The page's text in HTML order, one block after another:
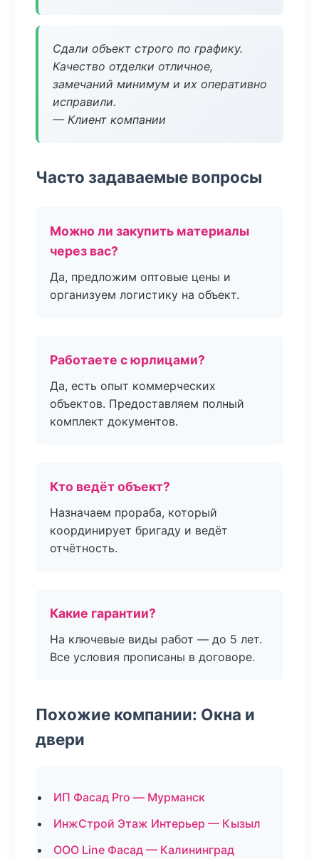
Сдали объект строго по графику.
Качество отделки отличное,
замечаний минимум и их оперативно
исправили.
— Клиент компании
Часто задаваемые вопросы
Можно ли закупить материалы
через вас?
Да, предложим оптовые цены и
организуем логистику на объект.
Работаете с юрлицами?
Да, есть опыт коммерческих
объектов. Предоставляем полный
комплект документов.
Кто ведёт объект?
Назначаем прораба, который
координирует бригаду и ведёт
отчётность.
Какие гарантии?
На ключевые виды работ — до 5 лет.
Все условия прописаны в договоре.
Похожие компании: Окна и
двери
ИП Фасад Pro — Мурманск
ИнжСтрой Этаж Интерьер — Кызыл
ООО Line Фасад — Калининград